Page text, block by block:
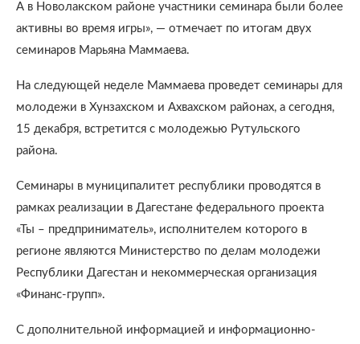
А в Новолакском районе участники семинара были более
активны во время игры», — отмечает по итогам двух
семинаров Марьяна Маммаева.
На следующей неделе Маммаева проведет семинары для
молодежи в Хунзахском и Ахвахском районах, а сегодня,
15 декабря, встретится с молодежью Рутульского
района.
Семинары в муниципалитет республики проводятся в
рамках реализации в Дагестане федерального проекта
«Ты – предприниматель», исполнителем которого в
регионе являются Министерство по делам молодежи
Республики Дагестан и некоммерческая организация
«Финанс-групп».
С дополнительной информацией и информационно-